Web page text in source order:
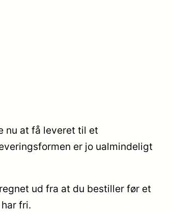
nu at få leveret til et
er jo ualmindeligt
ud fra at du bestiller før et
fri.